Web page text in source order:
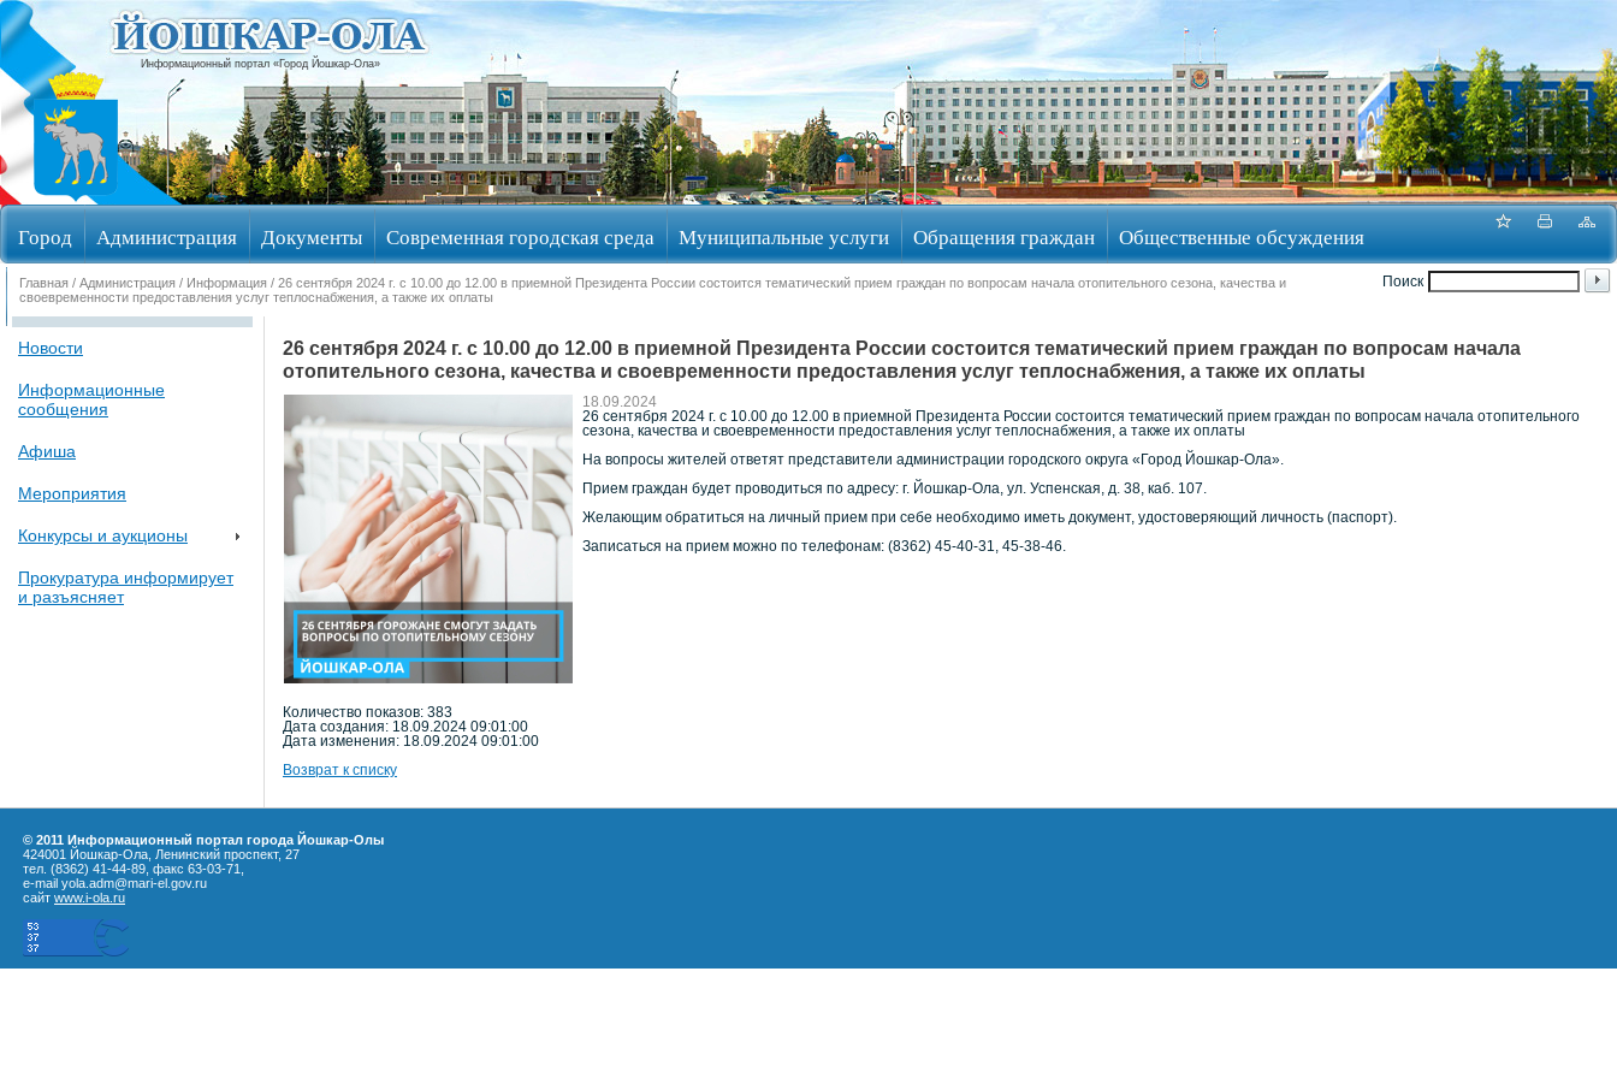
Информационный портал «Город Йошкар-Ола»
Город Администрация Документы Современная городская среда Муниципальные услуги Обращения граждан Общественные обсуждения
Избирательные округа
Поиск
Главная / Администрация / Информация / 26 сентября 2024 г. с 10.00 до 12.00 в приемной Президента России состоится тематический прием граждан по вопросам начала отопительного сезона, качества и
своевременности предоставления услуг теплоснабжения, а также их оплаты
Новости
Информационные
сообщения
Афиша
Мероприятия
Конкурсы и аукционы
Прокуратура информирует
и разъясняет
26 сентября 2024 г. с 10.00 до 12.00 в приемной Президента России состоится тематический прием граждан по вопросам начала
отопительного сезона, качества и своевременности предоставления услуг теплоснабжения, а также их оплаты
18.09.2024
26 сентября 2024 г. с 10.00 до 12.00 в приемной Президента России состоится тематический прием граждан по вопросам начала отопительного
сезона, качества и своевременности предоставления услуг теплоснабжения, а также их оплаты
На вопросы жителей ответят представители администрации городского округа «Город Йошкар-Ола».
Прием граждан будет проводиться по адресу: г. Йошкар-Ола, ул. Успенская, д. 38, каб. 107.
Желающим обратиться на личный прием при себе необходимо иметь документ, удостоверяющий личность (паспорт).
Записаться на прием можно по телефонам: (8362) 45-40-31, 45-38-46.
Количество показов: 383
Дата создания: 18.09.2024 09:01:00
Дата изменения: 18.09.2024 09:01:00
Возврат к списку
© 2011 Информационный портал города Йошкар-Олы
424001 Йошкар-Ола, Ленинский проспект, 27
тел. (8362) 41-44-89, факс 63-03-71,
e-mail yola.adm@mari-el.gov.ru
сайт www.i-ola.ru